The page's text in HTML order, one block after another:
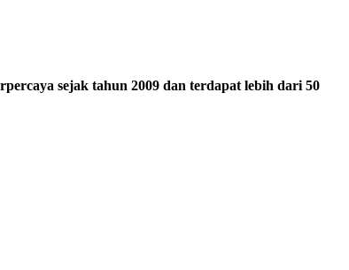
sejak tahun 2009 dan terdapat lebih dari 50